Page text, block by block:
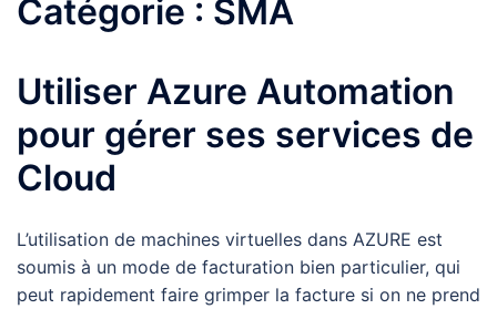
Catégorie : SMA
Utiliser Azure Automation
pour gérer ses services de
Cloud
L’utilisation de machines virtuelles dans AZURE est
soumis à un mode de facturation bien particulier, qui
peut rapidement faire grimper la facture si on ne prend